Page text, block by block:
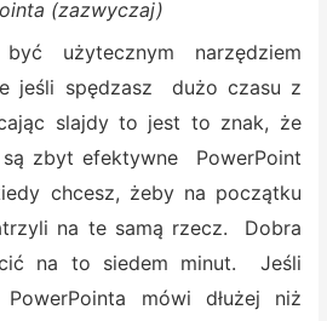
(zazwyczaj)
użytecznym narzędziem
jeśli spędzasz dużo czasu z
slajdy to jest to znak, że
zbyt efektywne PowerPoint
chcesz, żeby na początku
na te samą rzecz. Dobra
na to siedem minut. Jeśli
mówi dłużej niż